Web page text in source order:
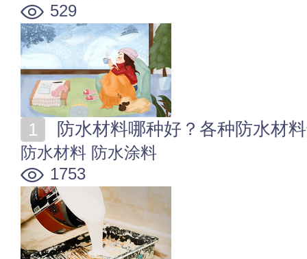
529
防水材料哪种好？各种防水材
防水材料 防水涂料
1753